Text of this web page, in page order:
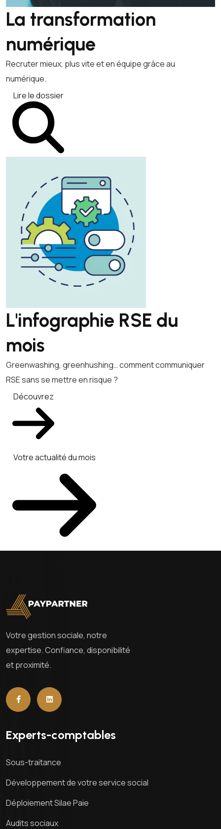
La transformation
numérique
Recruter mieux, plus vite et en équipe grâce au
numérique.
Lire le dossier
L'infographie RSE du
mois
Greenwashing, greenhushing… comment communiquer
RSE sans se mettre en risque ?
Découvrez
Votre actualité du mois
Votre gestion sociale, notre
expertise. Confiance, disponibilité
et proximité.
Experts-comptables
Sous-traitance
Développement de votre service social
Déploiement Silae Paie
Audits sociaux